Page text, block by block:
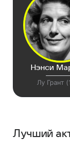
Нэнси
Лу Грант
Лучший